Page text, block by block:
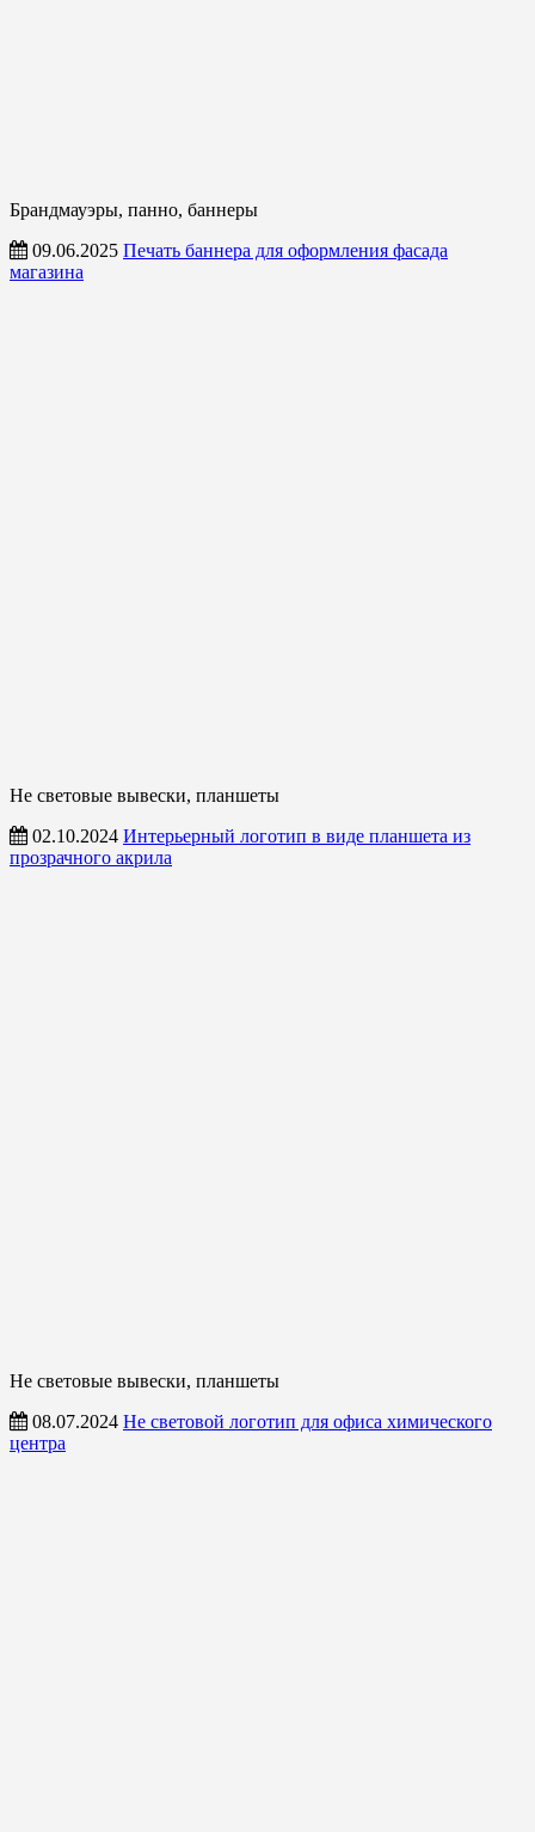
Брандмауэры, панно, баннеры
09.06.2025 Печать баннера для оформления фасада
магазина
Не световые вывески, планшеты
02.10.2024 Интерьерный логотип в виде планшета из
прозрачного акрила
Не световые вывески, планшеты
08.07.2024 Не световой логотип для офиса химического
центра